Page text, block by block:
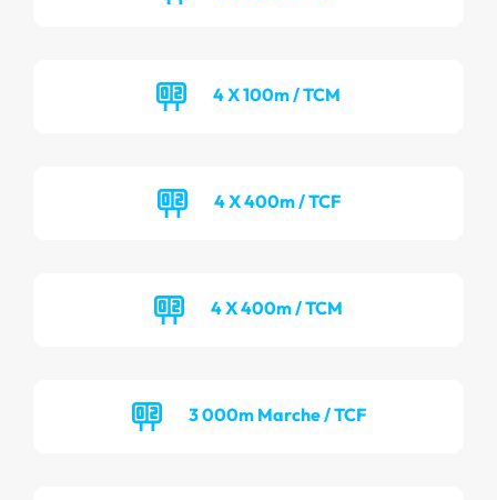
4 X 100m / TCM
4 X 400m / TCF
4 X 400m / TCM
3 000m Marche / TCF